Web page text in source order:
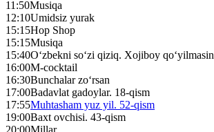
11:50Musiqa
12:10Umidsiz yurak
15:15Hop Shop
15:15Musiqa
15:40O‘zbekni so‘zi qiziq. Xojiboy qo‘yilmasin
16:00M-cocktail
16:30Bunchalar zo‘rsan
17:00Badavlat gadoylar. 18-qism
17:55Muhtasham yuz yil. 52-qism
19:00Baxt ovchisi. 43-qism